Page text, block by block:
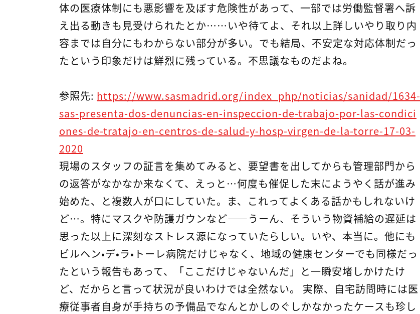
体の医療体制にも悪影響を及ぼす危険性があって、一部では労働監督署へ訴
え出る動きも見受けられたとか……いや待てよ、それ以上詳しいやり取り内
容までは自分にもわからない部分が多い。でも結局、不安定な対応体制だっ
たという印象だけは鮮烈に残っている。不思議なものだよね。
参照先: https://www.sasmadrid.org/index_php/noticias/sanidad/1634-
sas-presenta-dos-denuncias-en-inspeccion-de-trabajo-por-las-condici
ones-de-tratajo-en-centros-de-salud-y-hosp-virgen-de-la-torre-17-03-
2020
現場のスタッフの証言を集めてみると、要望書を出してからも管理部門から
の返答がなかなか来なくて、えっと…何度も催促した末にようやく話が進み
始めた、と複数人が口にしていた。ま、これってよくある話かもしれないけ
ど…。特にマスクや防護ガウンなど――うーん、そういう物資補給の遅延は
思った以上に深刻なストレス源になっていたらしい。いや、本当に。他にも
ビルヘン・デ・ラ・トーレ病院だけじゃなく、地域の健康センターでも同様だっ
たという報告もあって、「ここだけじゃないんだ」と一瞬安堵しかけたけ
ど、だからと言って状況が良いわけでは全然ない。 実際、自宅訪問時には医
療従事者自身が手持ちの予備品でなんとかしのぐしかなかったケースも珍し